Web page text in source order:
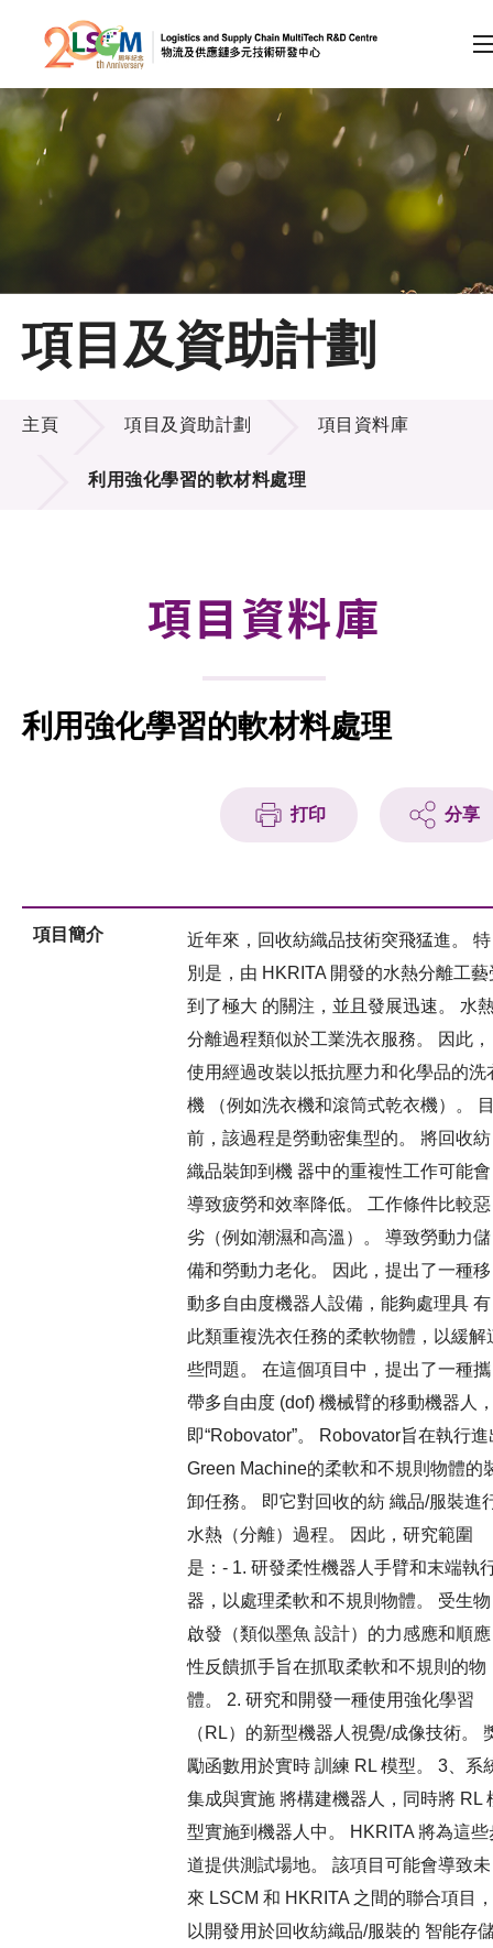
跳到內容（按回車鍵）
會員登入
A A EN 繁 简
主頁
關於LSCM
技術商品化
項目及資助計劃
資助計劃
會籍
項目及資助計劃
項目及資助計劃
主頁 項目及資助計劃 項目資料庫
利用強化學習的軟材料處理
項目資料庫
利用強化學習的軟材料處理
打印 分享
項目簡介
近年來，回收紡織品技術突飛猛進。 特
別是，由 HKRITA 開發的水熱分離工藝
到了極大 的關注，並且發展迅速。 水
分離過程類似於工業洗衣服務。 因此，
使用經過改裝以抵抗壓力和化學品的洗
機 （例如洗衣機和滾筒式乾衣機）。
前，該過程是勞動密集型的。 將回收紡
織品裝卸到機 器中的重複性工作可能會
導致疲勞和效率降低。 工作條件比較惡
劣（例如潮濕和高溫）。 導致勞動力儲
備和勞動力老化。 因此，提出了一種移
動多自由度機器人設備，能夠處理具 有
此類重複洗衣任務的柔軟物體，以緩解
些問題。 在這個項目中，提出了一種攜
帶多自由度 (dof) 機械臂的移動機器人
即“Robovator”。 Robovator旨在執行進
Green Machine的柔軟和不規則物體的
卸任務。 即它對回收的紡 織品/服裝進
水熱（分離）過程。 因此，研究範圍
是：- 1. 研發柔性機器人手臂和末端執
器，以處理柔軟和不規則物體。 受生物
啟發（類似墨魚 設計）的力感應和順應
性反饋抓手旨在抓取柔軟和不規則的物
體。 2. 研究和開發一種使用強化學習
（RL）的新型機器人視覺/成像技術。
勵函數用於實時 訓練 RL 模型。 3、系
集成與實施 將構建機器人，同時將 RL
型實施到機器人中。 HKRITA 將為這些
道提供測試場地。 該項目可能會導致未
來 LSCM 和 HKRITA 之間的聯合項目，
以開發用於回收紡織品/服裝的 智能存